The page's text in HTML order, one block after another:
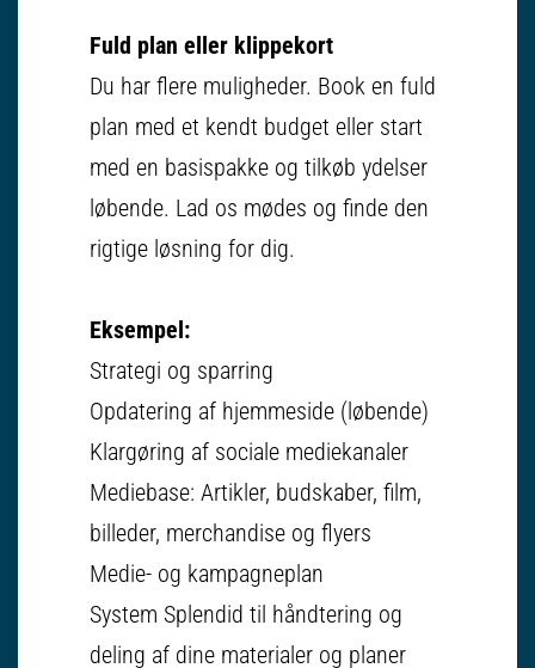
Fuld plan eller klippekort
Du har flere muligheder. Book en fuld
plan med et kendt budget eller start
med en basispakke og tilkøb ydelser
løbende. Lad os mødes og finde den
rigtige løsning for dig.
Eksempel:
Strategi og sparring
Opdatering af hjemmeside (løbende)
Klargøring af sociale mediekanaler
Mediebase: Artikler, budskaber, film,
billeder, merchandise og flyers
Medie- og kampagneplan
System Splendid til håndtering og
deling af dine materialer og planer